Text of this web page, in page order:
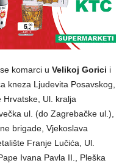
komarci u Velikoj Gorici i
kneza Ljudevita Posavskog,
Hrvatske, Ul. kralja
ul. (do Zagrebačke ul.),
brigade, Vjekoslava
Franje Lučića, Ul.
Ivana Pavla II., Pleška